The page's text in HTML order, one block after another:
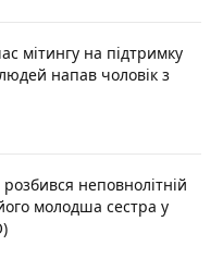
мітингу на підтримку
напав чоловік з
неповнолітній
молодша сестра у